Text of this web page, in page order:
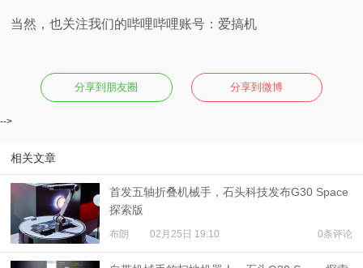
当然，也关注我们的哔哩哔哩账号：爱搞机
分享到朋友圈 分享到微博
-->
相关文章
首发五轴折叠机械手，石头科技发布G30 Space
探索版
布朗 02月25日 19:10 0条评论